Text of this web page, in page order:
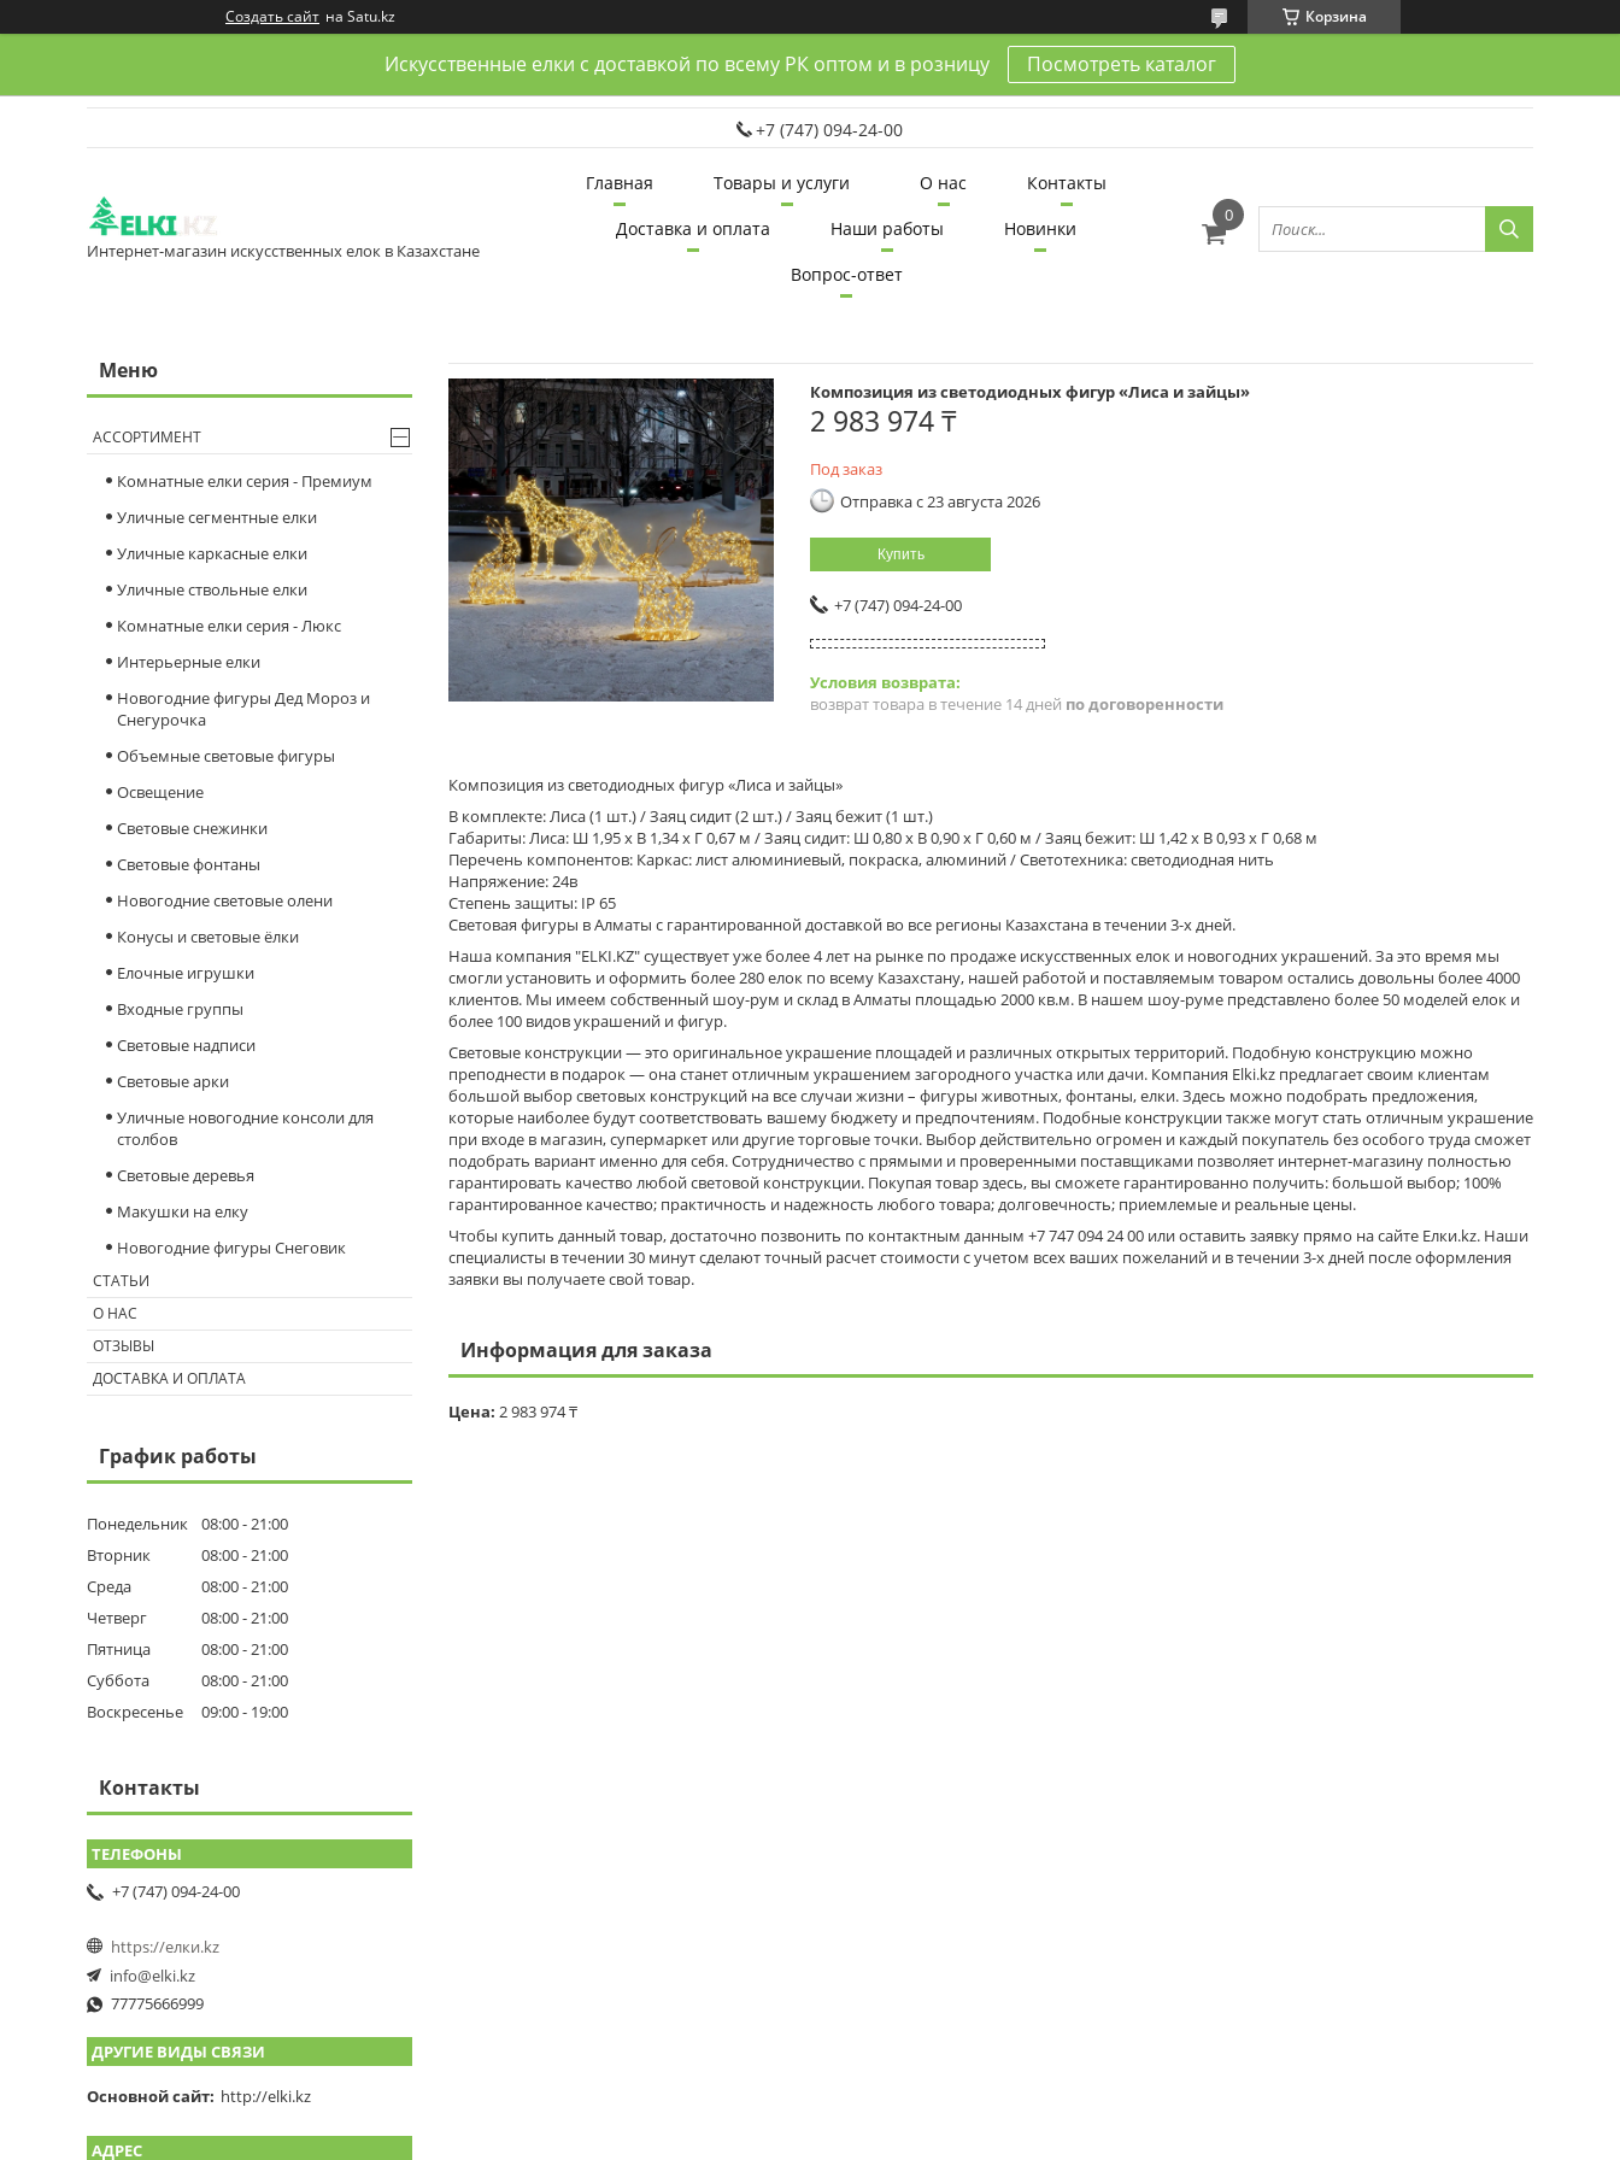
Создать сайт на Satu.kz Корзина
Искусственные елки с доставкой по всему РК оптом и в розницу Посмотреть каталог
+7 (747) 094-24-00
Интернет-магазин искусственных елок в Казахстане
Главная Товары и услуги О нас
Контакты
Доставка и оплата
Наши работы
Новинки
Вопрос-ответ
Композиция из светодиодных фигур «Лиса и зайцы»
2 983 974 ₸
Под заказ
Отправка с 23 августа 2026
Купить
+7 (747) 094-24-00
возврат товара в течение 14 дней по договоренности
Композиция из светодиодных фигур «Лиса и зайцы»
В комплекте: Лиса (1 шт.) / Заяц сидит (2 шт.) / Заяц бежит (1 шт.)
Габариты: Лиса: Ш 1,95 x В 1,34 x Г 0,67 м / Заяц сидит: Ш 0,80 x В 0,90 x Г 0,60 м / Заяц бежит: Ш 1,42 x В 0,93 x Г 0,68 м
Перечень компонентов: Каркас: лист алюминиевый, покраска, алюминий / Светотехника: светодиодная нить
Напряжение: 24в
Степень защиты: IP 65
Световая фигуры в Алматы с гарантированной доставкой во все регионы Казахстана в течении 3-х дней.
Наша компания "ELKI.KZ" существует уже более 4 лет на рынке по продаже искусственных елок и новогодних украшений. За это время мы
смогли установить и оформить более 280 елок по всему Казахстану, нашей работой и поставляемым товаром остались довольны более 4000
клиентов. Мы имеем собственный шоу-рум и склад в Алматы площадью 2000 кв.м. В нашем шоу-руме представлено более 50 моделей елок и
более 100 видов украшений и фигур.
Световые конструкции — это оригинальное украшение площадей и различных открытых территорий. Подобную конструкцию можно
преподнести в подарок — она станет отличным украшением загородного участка или дачи. Компания Elki.kz предлагает своим клиентам
большой выбор световых конструкций на все случаи жизни – фигуры животных, фонтаны, елки. Здесь можно подобрать предложения,
которые наиболее будут соответствовать вашему бюджету и предпочтениям. Подобные конструкции также могут стать отличным украшение
при входе в магазин, супермаркет или другие торговые точки. Выбор действительно огромен и каждый покупатель без особого труда сможет
подобрать вариант именно для себя. Сотрудничество с прямыми и проверенными поставщиками позволяет интернет-магазину полностью
гарантировать качество любой световой конструкции. Покупая товар здесь, вы сможете гарантированно получить: большой выбор; 100%
гарантированное качество; практичность и надежность любого товара; долговечность; приемлемые и реальные цены.
Чтобы купить данный товар, достаточно позвонить по контактным данным +7 747 094 24 00 или оставить заявку прямо на сайте Елки.kz. Наши
специалисты в течении 30 минут сделают точный расчет стоимости с учетом всех ваших пожеланий и в течении 3-х дней после оформления
заявки вы получаете свой товар.
Информация для заказа
Цена: 2 983 974 ₸
АССОРТИМЕНТ
Комнатные елки серия - Премиум
Уличные сегментные елки
Уличные каркасные елки
Уличные ствольные елки
Комнатные елки серия - Люкс
Интерьерные елки
Новогодние фигуры Дед Мороз и
Снегурочка
Объемные световые фигуры
Освещение
Cветовые снежинки
Световые фонтаны
Новогодние световые олени
Конусы и световые ёлки
Елочные игрушки
Входные группы
Световые надписи
Световые арки
Уличные новогодние консоли для
столбов
Световые деревья
Макушки на елку
Новогодние фигуры Снеговик
СТАТЬИ
О НАС
ОТЗЫВЫ
ДОСТАВКА И ОПЛАТА
График работы
Понедельник 08:00 21:00
Вторник
08:00 21:00
Среда
08:00 21:00
Четверг
08:00 21:00
Пятница
08:00 21:00
Суббота
08:00 21:00
Воскресенье
09:00 19:00
Контакты
+7 (747) 094-24-00
https://елки.kz
info@elki.kz
77775666999
ДРУГИЕ ВИДЫ СВЯЗИ
Основной сайт http://elki.kz